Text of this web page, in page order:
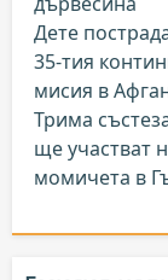
Дете
35-тия
мисия в
Трима
ще участват
момичета в